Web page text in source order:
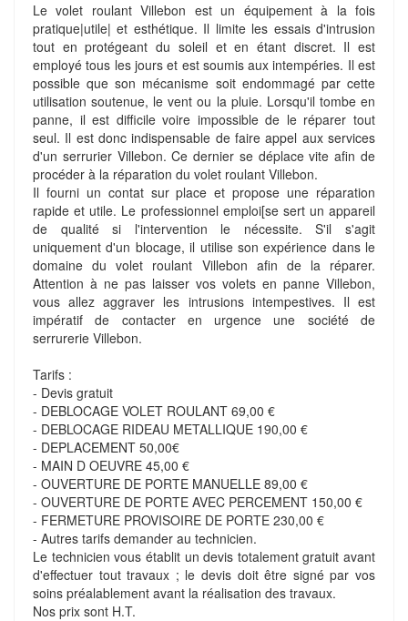
Le volet roulant Villebon est un équipement à la fois
pratique|utile| et esthétique. Il limite les essais d'intrusion
tout en protégeant du soleil et en étant discret. Il est
employé tous les jours et est soumis aux intempéries. Il est
possible que son mécanisme soit endommagé par cette
utilisation soutenue, le vent ou la pluie. Lorsqu'il tombe en
panne, il est difficile voire impossible de le réparer tout
seul. Il est donc indispensable de faire appel aux services
d'un serrurier Villebon. Ce dernier se déplace vite afin de
procéder à la réparation du volet roulant Villebon.
Il fourni un contat sur place et propose une réparation
rapide et utile. Le professionnel emploi[se sert un appareil
de qualité si l'intervention le nécessite. S'il s'agit
uniquement d'un blocage, il utilise son expérience dans le
domaine du volet roulant Villebon afin de la réparer.
Attention à ne pas laisser vos volets en panne Villebon,
vous allez aggraver les intrusions intempestives. Il est
impératif de contacter en urgence une société de
serrurerie Villebon.
Tarifs :
- Devis gratuit
- DEBLOCAGE VOLET ROULANT 69,00 €
- DEBLOCAGE RIDEAU METALLIQUE 190,00 €
- DEPLACEMENT 50,00€
- MAIN D OEUVRE 45,00 €
- OUVERTURE DE PORTE MANUELLE 89,00 €
- OUVERTURE DE PORTE AVEC PERCEMENT 150,00 €
- FERMETURE PROVISOIRE DE PORTE 230,00 €
- Autres tarifs demander au technicien.
Le technicien vous établit un devis totalement gratuit avant
d'effectuer tout travaux ; le devis doit être signé par vos
soins préalablement avant la réalisation des travaux.
Nos prix sont H.T.